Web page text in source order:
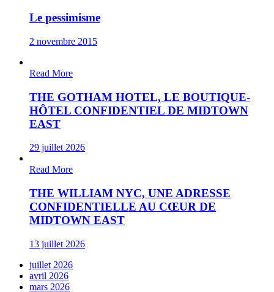
Le pessimisme
2 novembre 2015
Read More
THE GOTHAM HOTEL, LE BOUTIQUE-
HÔTEL CONFIDENTIEL DE MIDTOWN
EAST
29 juillet 2026
Read More
THE WILLIAM NYC, UNE ADRESSE
CONFIDENTIELLE AU CŒUR DE
MIDTOWN EAST
13 juillet 2026
juillet 2026
avril 2026
mars 2026